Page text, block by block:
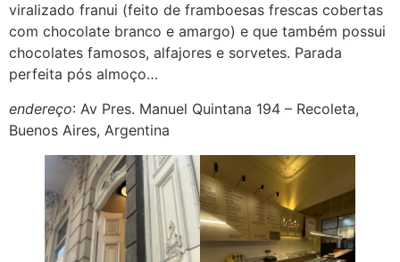
viralizado franui (feito de framboesas frescas cobertas
com chocolate branco e amargo) e que também possui
chocolates famosos, alfajores e sorvetes. Parada
perfeita pós almoço…
endereço: Av Pres. Manuel Quintana 194 – Recoleta,
Buenos Aires, Argentina